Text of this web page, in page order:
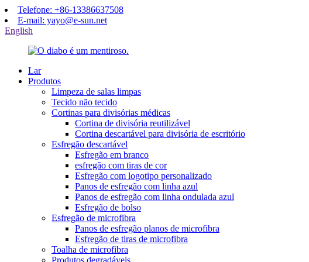
Telefone: +86-13386637508
E-mail: yayo@e-sun.net
English
Lar
Produtos
Limpeza de salas limpas
Tecido não tecido
Cortinas para divisórias médicas
Cortina de divisória reutilizável
Cortina descartável para divisória de escritório
Esfregão descartável
Esfregão em branco
esfregão com tiras de cor
Esfregão com logotipo personalizado
Panos de esfregão com linha azul
Panos de esfregão com linha ondulada azul
Esfregão de bolso
Esfregão de microfibra
Panos de esfregão planos de microfibra
Esfregão de tiras de microfibra
Toalha de microfibra
Produtos degradáveis